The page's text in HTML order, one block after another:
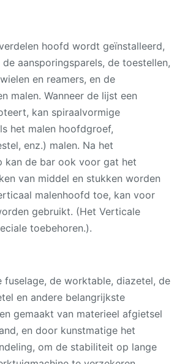
hoofd wordt geïnstalleerd,
aansporingsparels, de toestellen,
en reamers, en de
malen. Wanneer de lijst een
kan spiraalvormige
het malen hoofdgroef,
enz.) malen. Na het
kan de bar ook voor gat het
van middel en stukken worden
malenhoofd toe, kan voor
gebruikt. (Het Verticale
toebehoren.).
fuselage, de worktable, diazetel, de
en andere belangrijkste
gemaakt van materieel afgietsel
en door kunstmatige het
om de stabiliteit op lange